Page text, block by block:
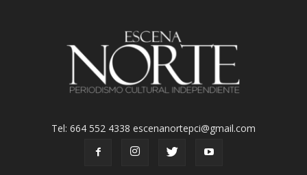
Tel: 664 552 4338 escenanortepci@gmail.com